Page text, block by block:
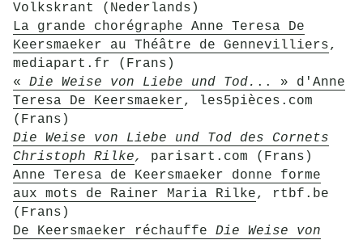
Volkskrant (Nederlands)
La grande chorégraphe Anne Teresa De
Keersmaeker au Théâtre de Gennevilliers,
mediapart.fr (Frans)
« Die Weise von Liebe und Tod. .. » d'Anne
Teresa De Keersmaeker, les5pièces.com
(Frans)
Die Weise von Liebe und Tod des Cornets
Christoph Rilke, parisart.com (Frans)
Anne Teresa de Keersmaeker donne forme
aux mots de Rainer Maria Rilke, rtbf.be
(Frans)
De Keersmaeker réchauffe Die Weise von